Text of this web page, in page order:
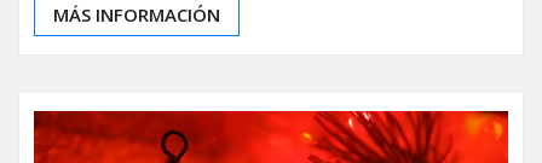
MÁS INFORMACIÓN